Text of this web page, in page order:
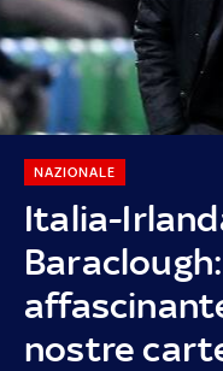
Italia-
nostre
NAZIONALE